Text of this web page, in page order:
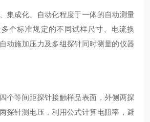
集成化、自动化程度于一体的自动测量
个标准规定的不同试样尺寸、电流换
动施加压力及多组探针同时测量的仪器
个等间距探针接触样品表面，外侧两探
探针测电压，利用公式计算电阻率，避